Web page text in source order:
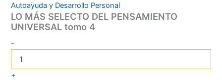
Autoayuda y Desarrollo Personal
LO MÁS SELECTO DEL PENSAMIENTO
UNIVERSAL tomo 4
-
+